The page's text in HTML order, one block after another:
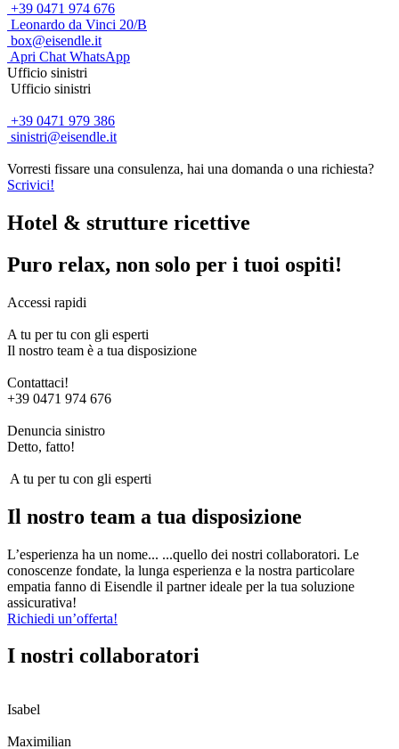
+39 0471 974 676
Leonardo da Vinci 20/B
box@eisendle.it
Apri Chat WhatsApp
Ufficio sinistri
Ufficio sinistri
+39 0471 979 386
sinistri@eisendle.it
Vorresti fissare una consulenza, hai una domanda o una richiesta?
Scrivici!
Hotel & strutture ricettive
Puro relax, non solo per i tuoi ospiti!
Accessi rapidi
A tu per tu con gli esperti
Il nostro team è a tua disposizione
Contattaci!
+39 0471 974 676
Denuncia sinistro
Detto, fatto!
A tu per tu con gli esperti
Il nostro team a tua disposizione
L’esperienza ha un nome... ...quello dei nostri collaboratori. Le
conoscenze fondate, la lunga esperienza e la nostra particolare
empatia fanno di Eisendle il partner ideale per la tua soluzione
assicurativa!
Richiedi un’offerta!
I nostri collaboratori
Isabel
Maximilian